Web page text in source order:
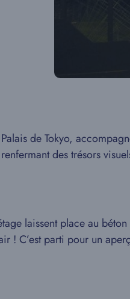
de Tokyo,
des trésors
laissent place au
! C’est parti pour un